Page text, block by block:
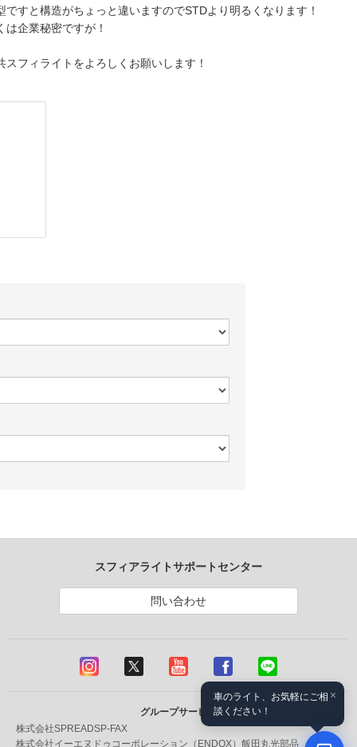
ですと構造がちょっと違いますのでSTDより明るくなります！
は企業秘密ですが！
スフィライトをよろしくお願いします！
スフィアライトサポートセンター
問い合わせ
グループサービス
株式会社SPREADSP-FAX
株式会社イーエヌドゥコーポレーション（ENDOX） 飯田丸光部品
×
車のライト、お気軽にご相
談ください！